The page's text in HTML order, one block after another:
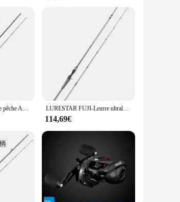
that triggers the right action to attract fish.
can be confident that you're investing
LURESTAR-Leurre de pêche AMER Spinning à haute teneur en carbone, 1.65m, 1.72m, L, UL, Power F Action, WT 1-12g, Newest Stream, Graduation LURESTAR FUJI-Leurre ultraléger à haute teneur en carbone pour la pêche au bar, matériel de filature, ML/M/laissée, 2,04 m, fecm, guide le plus récent
114,69€